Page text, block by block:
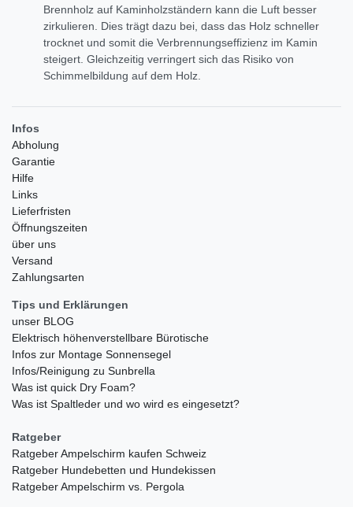
Brennholz auf Kaminholzständern kann die Luft besser
zirkulieren. Dies trägt dazu bei, dass das Holz schneller
trocknet und somit die Verbrennungseffizienz im Kamin
steigert. Gleichzeitig verringert sich das Risiko von
Schimmelbildung auf dem Holz.
Infos
Abholung
Garantie
Hilfe
Links
Lieferfristen
Öffnungszeiten
über uns
Versand
Zahlungsarten
Tips und Erklärungen
unser BLOG
Elektrisch höhenverstellbare Bürotische
Infos zur Montage Sonnensegel
Infos/Reinigung zu Sunbrella
Was ist quick Dry Foam?
Was ist Spaltleder und wo wird es eingesetzt?
Ratgeber
Ratgeber Ampelschirm kaufen Schweiz
Ratgeber Hundebetten und Hundekissen
Ratgeber Ampelschirm vs. Pergola